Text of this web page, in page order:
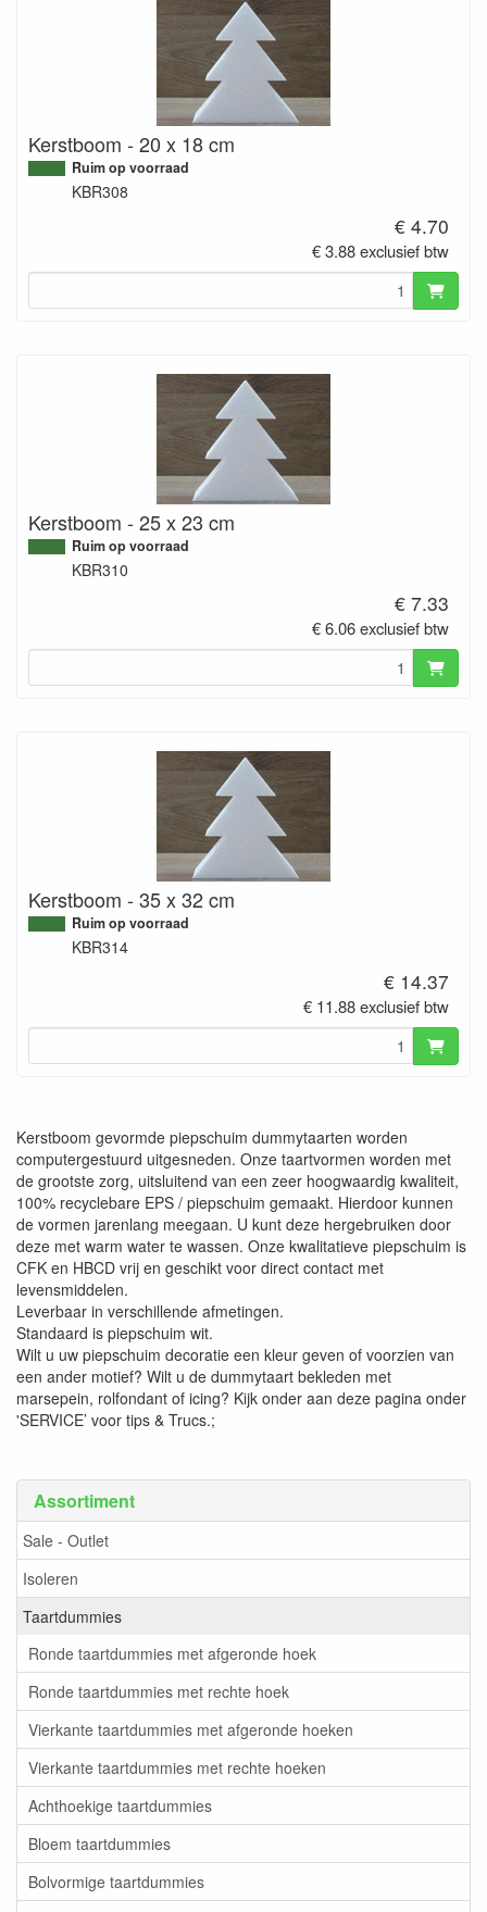
Assortiment
Sale - Outlet
Isoleren
Taartdummies
Ronde taartdummies met afgeronde hoek
Ronde taartdummies met rechte hoek
Vierkante taartdummies met afgeronde hoeken
Vierkante taartdummies met rechte hoeken
Achthoekige taartdummies
Bloem taartdummies
Bolvormige taartdummies
Kerstboom - 20 x 18 cm
Ruim op voorraad
KBR308
€ 4.70
€ 3.88 exclusief btw
Kerstboom - 25 x 23 cm
Ruim op voorraad
KBR310
€ 7.33
€ 6.06 exclusief btw
Kerstboom - 35 x 32 cm
Ruim op voorraad
KBR314
€ 14.37
€ 11.88 exclusief btw
Kerstboom gevormde piepschuim dummytaarten worden
computergestuurd uitgesneden. Onze taartvormen worden met
de grootste zorg, uitsluitend van een zeer hoogwaardig kwaliteit,
100% recyclebare EPS / piepschuim gemaakt. Hierdoor kunnen
de vormen jarenlang meegaan. U kunt deze hergebruiken door
deze met warm water te wassen. Onze kwalitatieve piepschuim is
CFK en HBCD vrij en geschikt voor direct contact met
levensmiddelen.
Leverbaar in verschillende afmetingen.
Standaard is piepschuim wit.
Wilt u uw piepschuim decoratie een kleur geven of voorzien van
een ander motief? Wilt u de dummytaart bekleden met
marsepein, rolfondant of icing? Kijk onder aan deze pagina onder
'SERVICE’ voor tips & Trucs.;